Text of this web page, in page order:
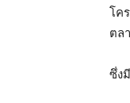
โค
ตล
ซึ่ง